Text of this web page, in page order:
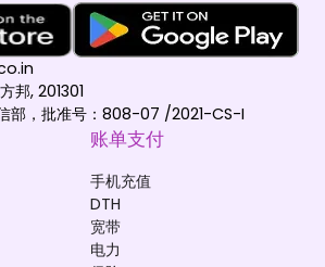
邦, 201301
部，批准号：808-07 /2021-CS-I
账单支付
手机充值
DTH
宽带
电力